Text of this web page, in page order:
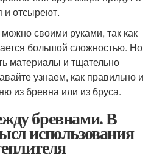
и отсыреют.
своими руками, так как
большой сложностью. Но
материалы и тщательно
узнаем, как правильно и
из бревна или из бруса.
бревнами. В
использования